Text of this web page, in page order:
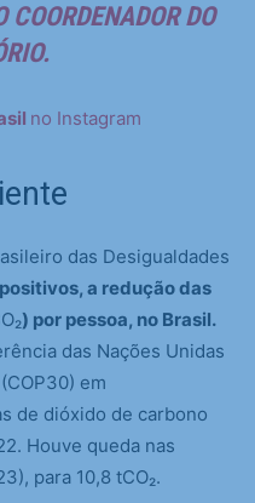
COORDENADOR DO
no Instagram
das Desigualdades
a redução das
) por pessoa, no Brasil.
das Nações Unidas
em
de dióxido de carbono
Houve queda nas
para 10,8 tCO₂.